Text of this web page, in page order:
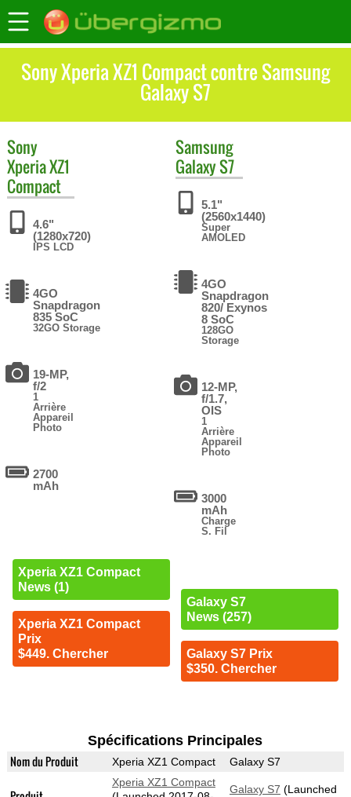
Sony Xperia XZ1 Compact contre Samsung
Galaxy S7
Sony
Xperia XZ1
Compact
4.6"
(1280x720)
IPS LCD
4GO
Snapdragon
835 SoC
32GO Storage
19-MP,
f/2
1
Arrière
Appareil
Photo
2700
mAh
Xperia XZ1 Compact
News (1)
Xperia XZ1 Compact
Prix
$449. Chercher
Samsung
Galaxy S7
5.1"
(2560x1440)
Super
AMOLED
4GO
Snapdragon
820/ Exynos
8 SoC
128GO
Storage
12-MP,
f/1.7,
OIS
1
Arrière
Appareil
Photo
3000
mAh
Charge
S. Fil
Galaxy S7
News (257)
Galaxy S7 Prix
$350. Chercher
Spécifications Principales
Nom du Produit Xperia XZ1 Compact Galaxy S7
Xperia XZ1 Compact
Galaxy S7 (Launched